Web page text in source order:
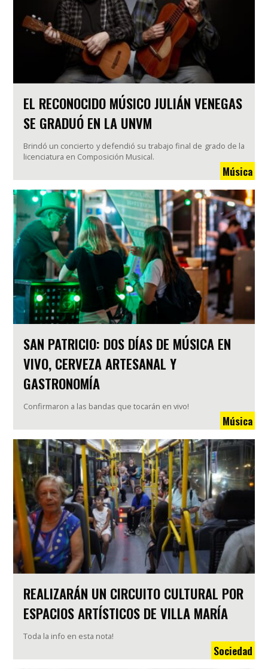
EL RECONOCIDO MÚSICO JULIÁN VENEGAS
SE GRADUÓ EN LA UNVM
Brindó un concierto y defendió su trabajo final de grado de la
licenciatura en Composición Musical.
Música
SAN PATRICIO: DOS DÍAS DE MÚSICA EN
VIVO, CERVEZA ARTESANAL Y
GASTRONOMÍA
Confirmaron a las bandas que tocarán en vivo!
Música
REALIZARÁN UN CIRCUITO CULTURAL POR
ESPACIOS ARTÍSTICOS DE VILLA MARÍA
Toda la info en esta nota!
Sociedad